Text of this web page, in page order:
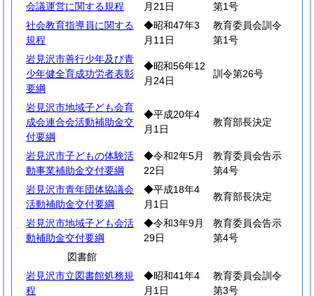
会議運営に関する規程
月21日
第1号
社会教育指導員に関する
規程
◆昭和47年3
月11日
教育委員会訓令
第1号
岩見沢市善行少年及び青
少年健全育成功労者表彰
要綱
◆昭和56年12
月24日
訓令第26号
岩見沢市地域子ども会育
成会連合会活動補助金交
付要綱
◆平成20年4
月1日
教育部長決定
岩見沢市子どもの体験活
動事業補助金交付要綱
◆令和2年5月
22日
教育委員会告示
第4号
岩見沢市青年団体協議会
活動補助金交付要綱
◆平成18年4
月1日
教育部長決定
岩見沢市地域子ども会活
動補助金交付要綱
◆令和3年9月
29日
教育委員会告示
第4号
図書館
岩見沢市立図書館処務規
程
◆昭和41年4
月1日
教育委員会訓令
第3号